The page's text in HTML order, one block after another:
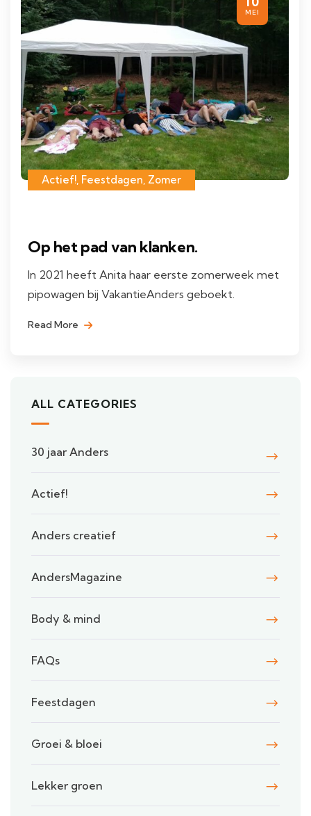
MEI
Actief!, Feestdagen, Zomer
Op het pad van klanken.
In 2021 heeft Anita haar eerste zomerweek met
pipowagen bij VakantieAnders geboekt.
Read More
ALL CATEGORIES
30 jaar Anders
Actief!
Anders creatief
AndersMagazine
Body & mind
FAQs
Feestdagen
Groei & bloei
Lekker groen